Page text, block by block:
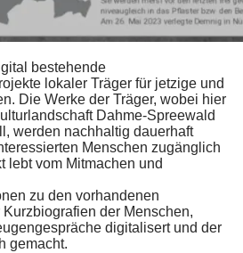
bestehende
lokaler Träger für jetzige und
Die Werke der Träger, wobei hier
Dahme-Spreewald
werden nachhaltig dauerhaft
Menschen zugänglich
lebt vom Mitmachen und
zu den vorhandenen
der Menschen,
digitalisert und der
gemacht.